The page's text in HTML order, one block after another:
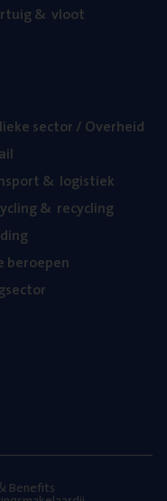
& vloot
sec­tor / Overheid
& logistiek
& recycling
beroe­pen
Benefits